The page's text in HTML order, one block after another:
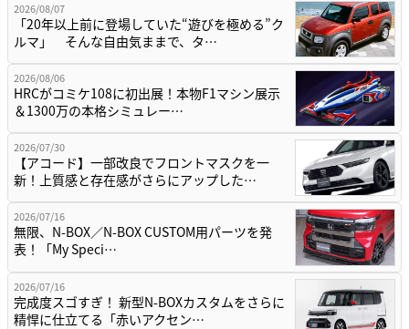
2026/08/07
「20年以上前に登場していた“遊びを極める”ク
ルマ」 そんな自由気ままで、タ…
2026/08/06
HRCがコミケ108に初出展！本物F1マシン展示
＆1300万の本格シミュレー…
2026/07/30
【アコード】一部改良でフロントマスクを一
新！上質感と存在感がさらにアップした…
2026/07/16
無限、N-BOX／N-BOX CUSTOM用パーツを発
表！「My Speci…
2026/07/16
完成度スゴすぎ！ 新型N-BOXカスタムをさらに
精悍に仕立てる「赤いアクセン…